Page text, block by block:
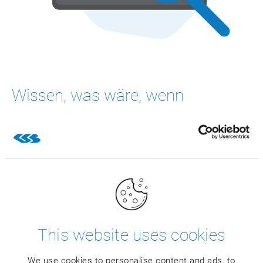
This website uses cookies
We use cookies to personalise content and ads, to
Wissen, was wäre, wenn
Prognosen und Bedarfsplanungen. Ob tagesgenaue
Ihnen solide Prognosen und stellt Ihnen automatisch
Empfehlungen bereit. So können Sie sicher planen, was